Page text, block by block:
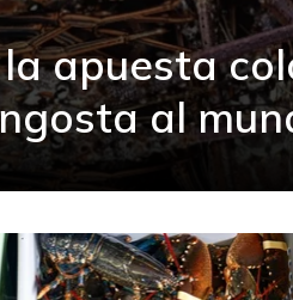
apuesta
al